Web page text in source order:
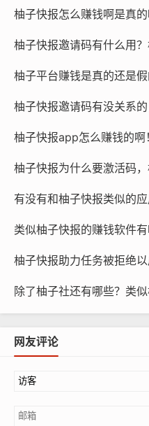
柚子快报怎么赚钱啊是真
柚子快报邀请码有什么用
柚子快报邀请码有没关系
柚子快报为什么要激活码
有没有和柚子快报类似的
除了柚子社还有哪些？类
网友评论